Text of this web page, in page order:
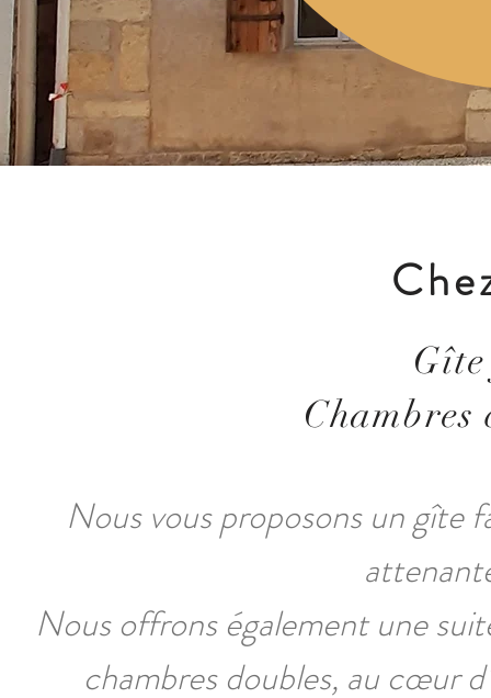
Nous vous proposons un gîte
Nous offrons également une
chambres doubles, au cœur